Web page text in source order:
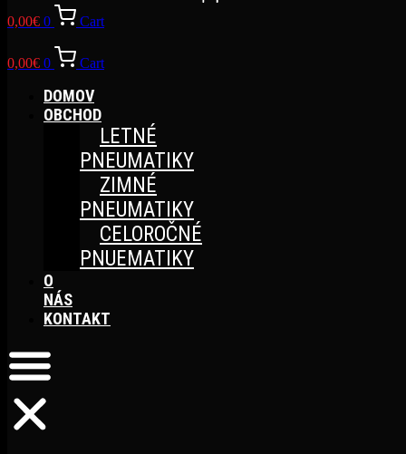
0,00€ 0 Cart
0,00€ 0 Cart
DOMOV
OBCHOD
LETNÉ
PNEUMATIKY
ZIMNÉ
PNEUMATIKY
CELOROČNÉ
PNUEMATIKY
O
NÁS
KONTAKT